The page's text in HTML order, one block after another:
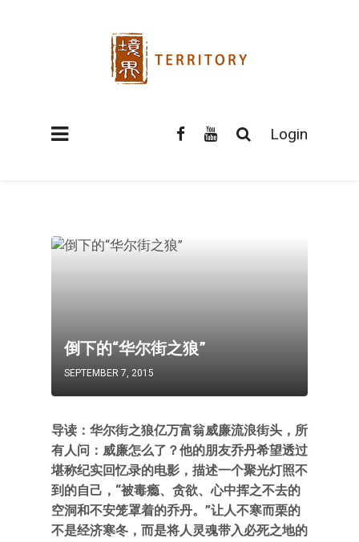
Login
倒下的“华尔街之狼”
SEPTEMBER 7, 2015
导读：华尔街之狼亿万富翁威廉流浪街头，所
有人问：威廉怎么了？他的朋友乔丹希望透过
堪称纪实回忆录的电影，描述一个聚光灯照不
到的自己，“被毒瘾、贪欲、心中挥之不去的
空洞和不安笼罩着的乔丹。”让人不寒而栗的
不是经济寒冬，而是将人灵魂带入必死之地的